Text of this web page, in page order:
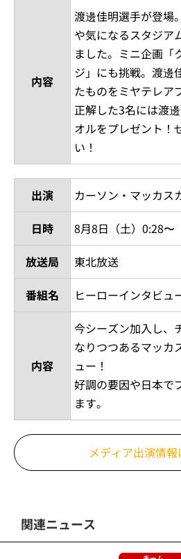
内容
渡邊佳明選手が登場
や気になるスタジア
ました。ミニ企画「
ジ」にも挑戦。渡邊
たものをミヤテレア
正解した3名には渡
オルをプレゼント！
い！
出演
カーソン・マッカス
日時
8月8日（土）0:28〜
放送局
東北放送
番組名
ヒーローインタビュ
内容
今シーズン加入し、
なりつつあるマッカ
ュー！
好調の要因や日本で
ます。
メディア出演情報
関連ニュース